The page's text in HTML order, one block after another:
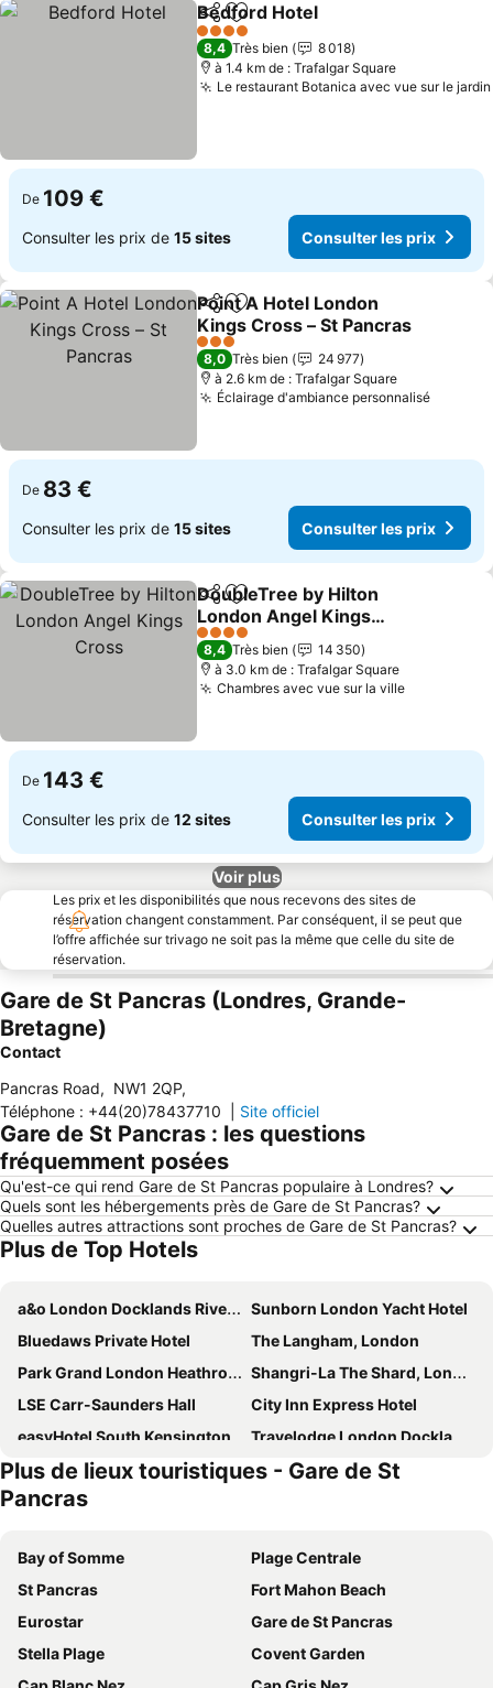
PartagerAjouter à mes favoris
Bedford Hotel
4 Étoiles
8,4 Très bien
8 018
à 1.4 km de : Trafalgar Square
Le restaurant Botanica avec vue sur le jardin
De 109 €
Consulter les prix de 15 sites Consulter les prix
PartagerAjouter à mes favoris
Point A Hotel London
Kings Cross – St Pancras
Consulter les prix
3 Étoiles
8,0 Très bien
24 977
à 2.6 km de : Trafalgar Square
Éclairage d'ambiance personnalisé
De 83 €
Consulter les prix de 15 sites Consulter les prix
PartagerAjouter à mes favoris
DoubleTree by Hilton
London Angel Kings
Cross
Consulter les prix
4 Étoiles
8,4 Très bien
14 350
à 3.0 km de : Trafalgar Square
Chambres avec vue sur la villeConsulter
De 143 €
Consulter les prix de 12 sites Consulter les prix
Voir plus
Les prix et les disponibilités que nous recevons des sites de
réservation changent constamment. Par conséquent, il se peut que
l’offre affichée sur trivago ne soit pas la même que celle du site de
réservation.
Gare de St Pancras (Londres, Grande-
Bretagne)
Contact
Pancras Road, NW1 2QP,
Téléphone : +44(20)78437710 Site officiel
Gare de St Pancras : les questions
fréquemment posées
Qu'est-ce qui rend Gare de St Pancras populaire à Londres?
Quels sont les hébergements près de Gare de St Pancras?
Quelles autres attractions sont proches de Gare de St Pancras?
Plus de Top Hotels
a&o London Docklands Riverside
Sunborn London Yacht Hotel
Bluedaws Private Hotel
The Langham, London
Park Grand London Heathrow Hotel
Shangri-La The Shard, London
LSE Carr-Saunders Hall
City Inn Express Hotel
easyHotel South Kensington
Travelodge London Docklands Central
Virgin Hotels London - Shoreditch
Park Grand Paddington Court
Holiday Inn London - Sutton by IHG
Strand Palace
Travelodge London Central City Road
Premier Inn South Mimms/Potters Bar
Premier Inn London Hanger Lane
Holiday Inn Express London - Newbury Park, an IHG Hotel
Park Grand Hyde Park
Travelodge London Wembley
Holiday Inn Express London - Wandsworth By Ihg
Plus de lieux touristiques - Gare de St
Pancras
Bay of Somme
Plage Centrale
St Pancras
Fort Mahon Beach
Eurostar
Gare de St Pancras
Stella Plage
Covent Garden